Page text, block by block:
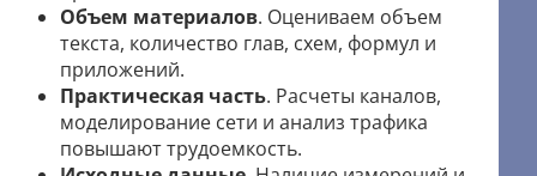
Объем материалов. Оцениваем объем
текста, количество глав, схем, формул и
приложений.
Практическая часть. Расчеты каналов,
моделирование сети и анализ трафика
повышают трудоемкость.